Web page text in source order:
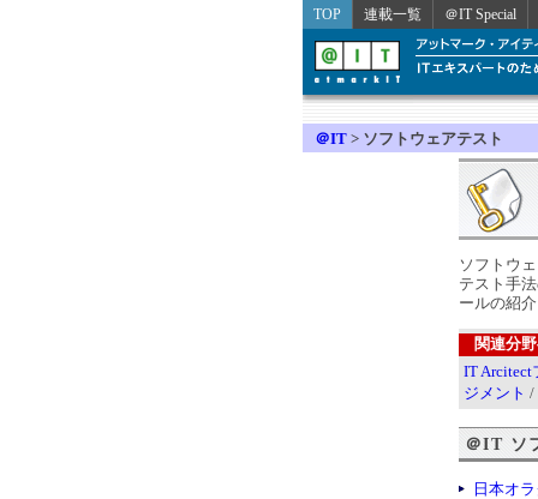
TOP 連載一覧 ＠IT Special
＠IT > ソフトウェアテスト
ソフトウ
テスト手
ールの紹
関連分野
IT Arcitect
ジメント /
＠IT ソ
日本オ